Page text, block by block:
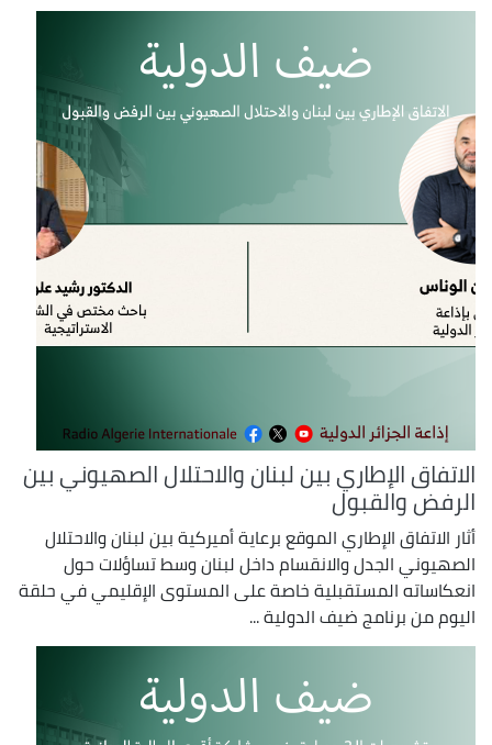
الاتفاق الإطاري بين لبنان والاحتلال الصهيوني بين
الرفض والقبول
أثار الاتفاق الإطاري الموقع برعاية أميركية بين لبنان والاحتلال
الصهيوني الجدل والانقسام داخل لبنان وسط تساؤلات حول
انعكاساته المستقبلية خاصة على المستوى الإقليمي في حلقة
اليوم من برنامج ضيف الدولية ...